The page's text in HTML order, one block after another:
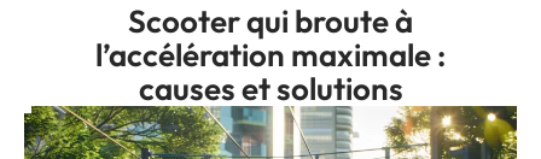
Scooter qui broute à
l’accélération maximale :
causes et solutions